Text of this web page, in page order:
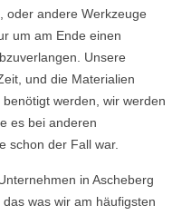
oder andere Werkzeuge
um am Ende einen
Unsere
und die Materialien
werden, wir werden
es bei anderen
schon der Fall war.
in Ascheberg
was wir am häufigsten